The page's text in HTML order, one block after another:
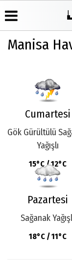
Arşivi
Gazete
Arşivi
Günün
Haberleri
Manisa
Cumartesi
Gök Gürültülü
Yağışlı
15°C / 12°C
Pazartesi
Sağanak
18°C / 11°C